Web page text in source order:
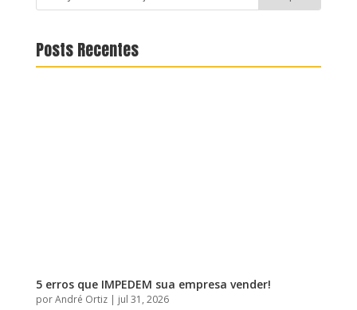
Posts Recentes
5 erros que IMPEDEM sua empresa vender!
porAndré Ortiz| jul 31, 2026